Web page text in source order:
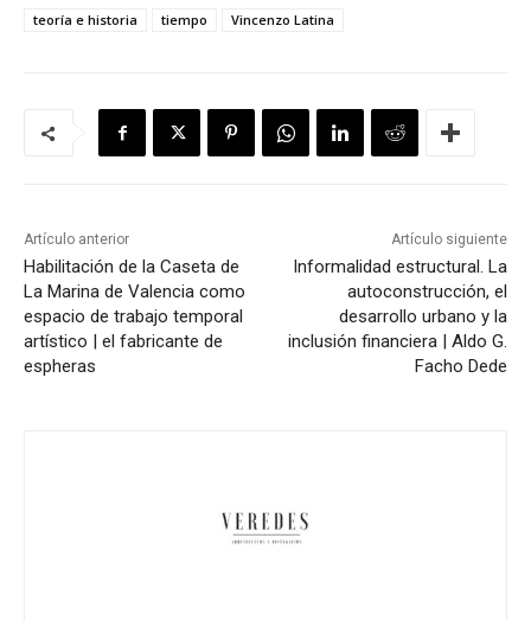
teoría e historia
tiempo Vincenzo Latina
Artículo anterior
Habilitación de la Caseta de
La Marina de Valencia como
espacio de trabajo temporal
artístico | el fabricante de
espheras
Artículo siguiente
Informalidad estructural. La
autoconstrucción, el
desarrollo urbano y la
inclusión financiera | Aldo G.
Facho Dede